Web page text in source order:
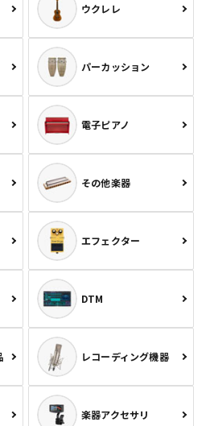
ウクレレ
パーカッション
電子ピアノ
その他楽器
エフェクター
DTM
レコーディング機器
楽器アクセサリ